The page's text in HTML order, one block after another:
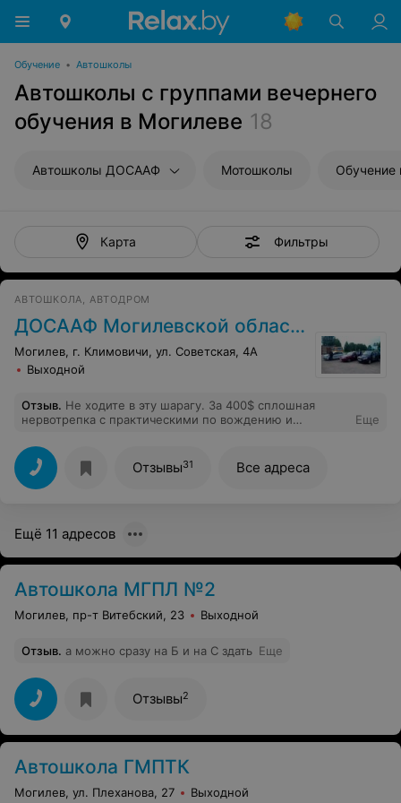
Обучение • Автошколы
Автошколы с группами вечернего
обучения в Могилеве 18
Автошколы ДОСААФ Мотошколы Обучение
Карта Фильтры
АВТОШКОЛА, АВТОДРОМ
ДОСААФ Могилевской области
Могилев, г. Климовичи, ул. Советская, 4А
Выходной
Отзыв. Не ходите в эту шарагу. За 400$ сплошная
нервотрепка с практическими по вождению и
есть бесплатно, а диск с правилами стоит 40000руб. в
любой "Союзпечати". Лично у меня за почти три месяца
обучения было всего ОДНО!!! занятие по вождению. И
инструктору не дозвониться. Правды тоже не найдешь.
слова, включая уборку территории. И это за 390
Еще
Отзывы31 Все адреса
Ещё 11 адресов
Автошкола МГПЛ №2
Могилев, пр-т Витебский, 23 Выходной
Отзыв. а можно сразу на Б и на С здать Еще
Отзывы2
Автошкола ГМПТК
Могилев, ул. Плеханова, 27 Выходной